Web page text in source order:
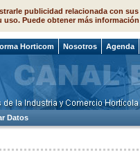
publicidad relacionada con
Puede obtener más
Horticom Nosotros Agenda
Datos